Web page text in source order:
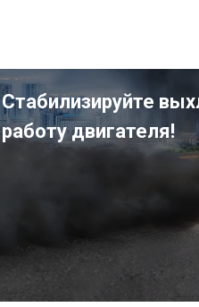
Стабилизируйте
работу двигателя!